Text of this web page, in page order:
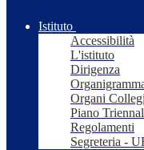
Istituto
Accessibilità
L'istituto
Dirigenza
Organi
Piano
Regolamenti
Segreteria -